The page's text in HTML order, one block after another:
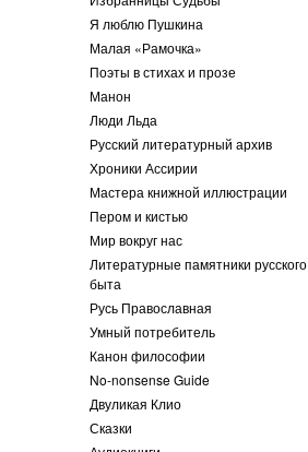
Я люблю Пушкина
Малая «Рамочка»
Поэты в стихах и прозе
Манон
Люди Льда
Русский литературный архив
Хроники Ассирии
Мастера книжной иллюстрации
Пером и кистью
Мир вокруг нас
Литературные памятники русского
быта
Русь Православная
Умный потребитель
Канон философии
No-nonsense Guide
Двуликая Клио
Сказки